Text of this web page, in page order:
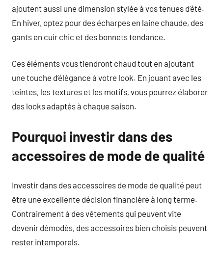
ajoutent aussi une dimension stylée à vos tenues d’été.
En hiver, optez pour des écharpes en laine chaude, des
gants en cuir chic et des bonnets tendance.
Ces éléments vous tiendront chaud tout en ajoutant
une touche d’élégance à votre look. En jouant avec les
teintes, les textures et les motifs, vous pourrez élaborer
des looks adaptés à chaque saison.
Pourquoi investir dans des
accessoires de mode de qualité
Investir dans des accessoires de mode de qualité peut
être une excellente décision financière à long terme.
Contrairement à des vêtements qui peuvent vite
devenir démodés, des accessoires bien choisis peuvent
rester intemporels.